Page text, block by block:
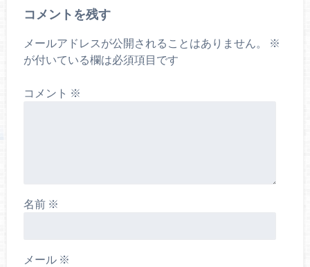
コメントを残す
メールアドレスが公開されることはありません。
※
が付いている欄は必須項目です
コメント ※
名前 ※
メール ※